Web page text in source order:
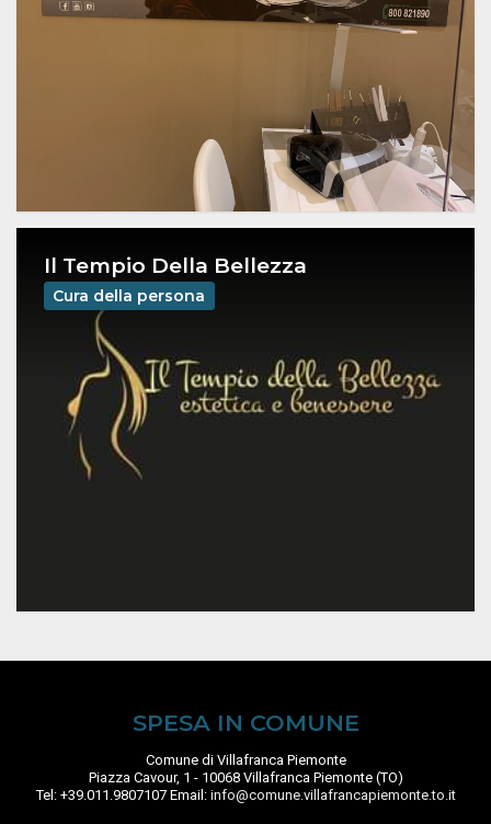
Il Tempio Della Bellezza
Cura della persona
SPESA IN COMUNE
Comune di Villafranca Piemonte
Piazza Cavour, 1 - 10068 Villafranca Piemonte (TO)
Tel: +39.011.9807107 Email: info@comune.villafrancapiemonte.to.it